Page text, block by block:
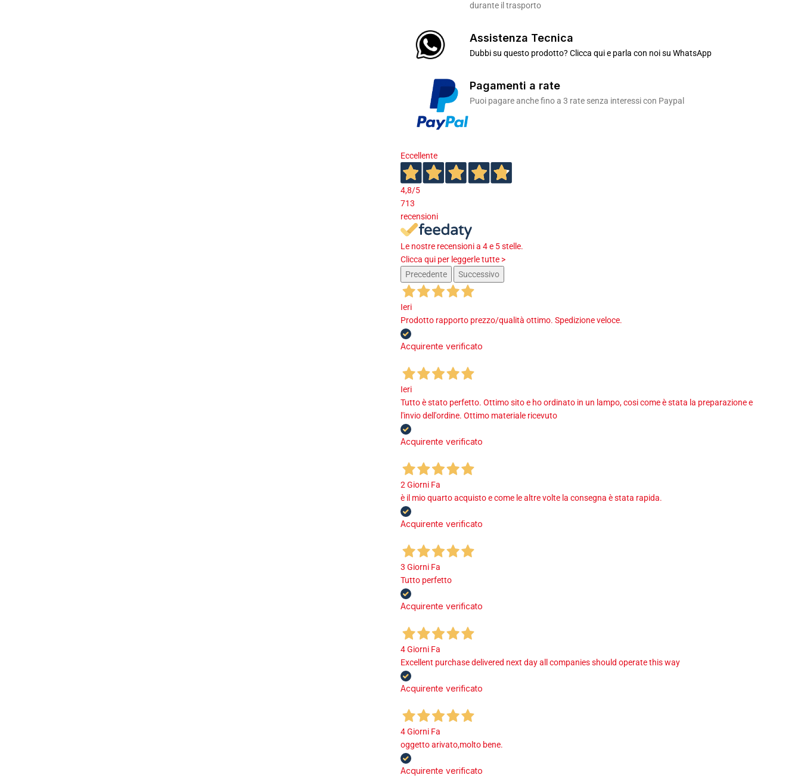
durante il trasporto
Assistenza Tecnica
Dubbi su questo prodotto? Clicca qui e parla con noi su WhatsApp
Pagamenti a rate
Puoi pagare anche fino a 3 rate senza interessi con Paypal
Eccellente
4,8/5
713
recensioni
Le nostre recensioni a 4 e 5 stelle.
Clicca qui per leggerle tutte >
Precedente
Successivo
Ieri
Prodotto rapporto prezzo/qualità ottimo. Spedizione veloce.
Acquirente verificato
Ieri
Tutto è stato perfetto. Ottimo sito e ho ordinato in un lampo, cosi come è stata la preparazione e
l'invio dell'ordine. Ottimo materiale ricevuto
Acquirente verificato
2 Giorni Fa
è il mio quarto acquisto e come le altre volte la consegna è stata rapida.
Acquirente verificato
3 Giorni Fa
Tutto perfetto
Acquirente verificato
4 Giorni Fa
Excellent purchase delivered next day all companies should operate this way
Acquirente verificato
4 Giorni Fa
oggetto arivato,molto bene.
Acquirente verificato